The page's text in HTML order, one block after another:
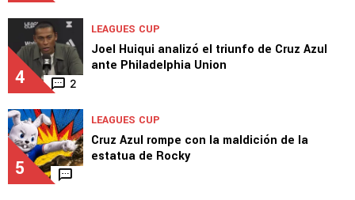
4 2
LEAGUES CUP
Joel Huiqui analizó el triunfo de Cruz Azul
ante Philadelphia Union
5
LEAGUES CUP
Cruz Azul rompe con la maldición de la
estatua de Rocky